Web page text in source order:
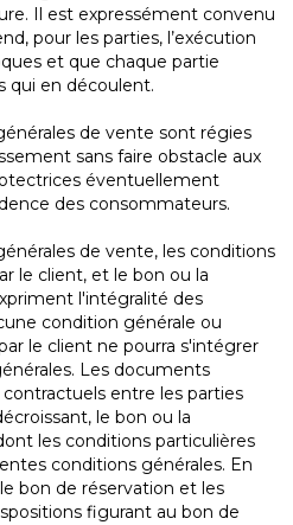
Il est expressément convenu
pour les parties, l’exécution
et que chaque partie
qui en découlent.
de vente sont régies
sans faire obstacle aux
éventuellement
des consommateurs.
de vente, les conditions
le client, et le bon ou la
l'intégralité des
condition générale ou
le client ne pourra s'intégrer
Les documents
entre les parties
le bon ou la
les conditions particulières
conditions générales. En
bon de réservation et les
figurant au bon de